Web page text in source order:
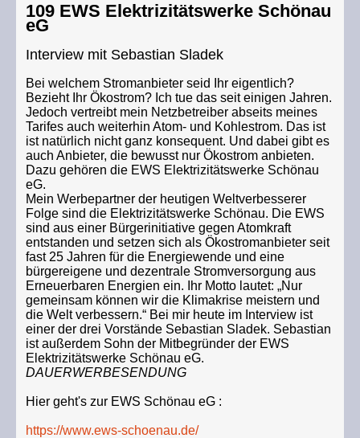
109 EWS Elektrizitätswerke Schönau
eG
Interview mit Sebastian Sladek
Bei welchem Stromanbieter seid Ihr eigentlich?
Bezieht Ihr Ökostrom? Ich tue das seit einigen Jahren.
Jedoch vertreibt mein Netzbetreiber abseits meines
Tarifes auch weiterhin Atom- und Kohlestrom. Das ist
ist natürlich nicht ganz konsequent. Und dabei gibt es
auch Anbieter, die bewusst nur Ökostrom anbieten.
Dazu gehören die EWS Elektrizitätswerke Schönau
eG.
Mein Werbepartner der heutigen Weltverbesserer
Folge sind die Elektrizitätswerke Schönau. Die EWS
sind aus einer Bürgerinitiative gegen Atomkraft
entstanden und setzen sich als Ökostromanbieter seit
fast 25 Jahren für die Energiewende und eine
bürgereigene und dezentrale Stromversorgung aus
Erneuerbaren Energien ein. Ihr Motto lautet: „Nur
gemeinsam können wir die Klimakrise meistern und
die Welt verbessern.“ Bei mir heute im Interview ist
einer der drei Vorstände Sebastian Sladek. Sebastian
ist außerdem Sohn der Mitbegründer der EWS
Elektrizitätswerke Schönau eG.
DAUERWERBESENDUNG
Hier geht's zur EWS Schönau eG :
https://www.ews-schoenau.de/